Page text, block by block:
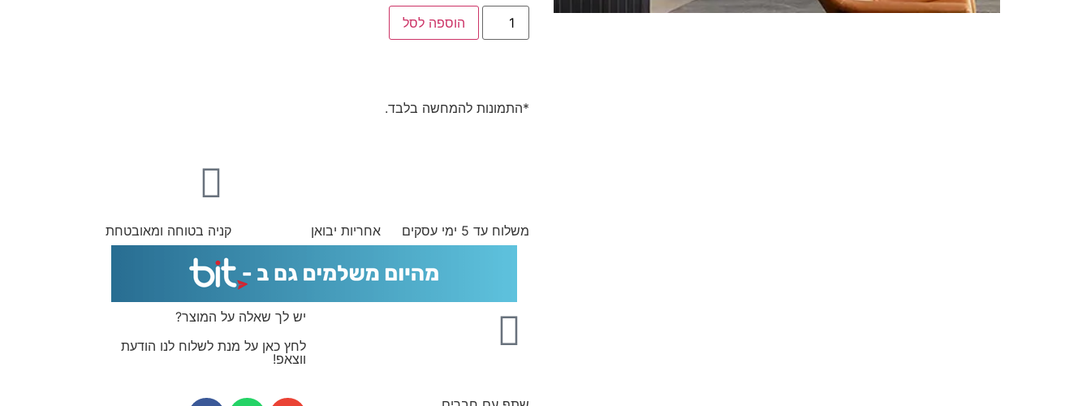
הוספה לסל
*התמונות להמחשה בלבד.
משלוח עד 5 ימי עסקים אחריות יבואן קניה בטוחה ומאובטחת
יש לך שאלה על המוצר?
לחץ כאן על מנת לשלוח לנו הודעת
ווצאפ!